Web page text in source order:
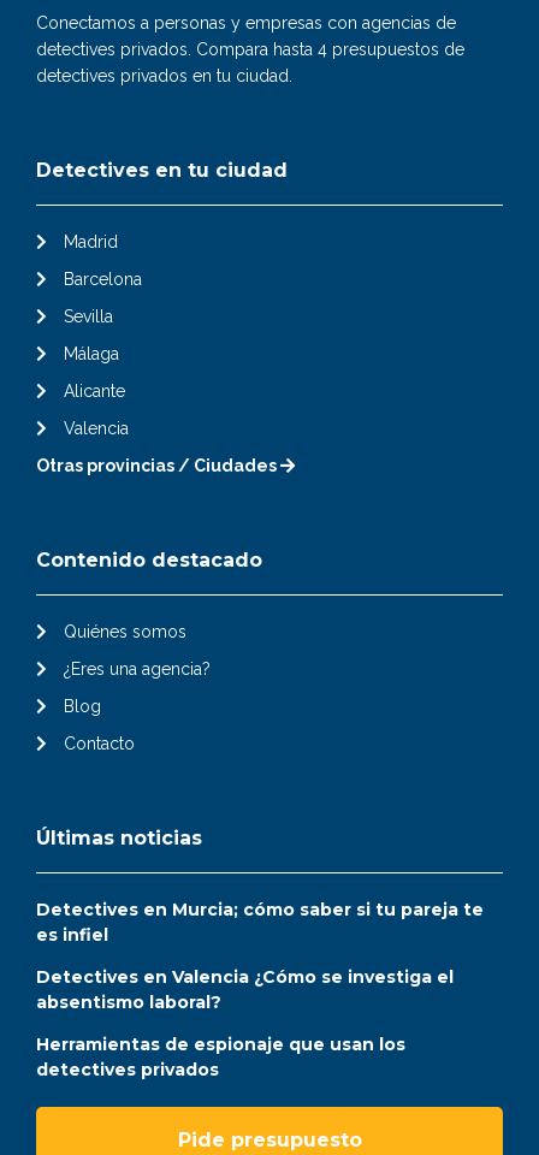
Conectamos a personas y empresas con agencias de
detectives privados. Compara hasta 4 presupuestos de
detectives privados en tu ciudad.
Detectives en tu ciudad
Madrid
Barcelona
Sevilla
Málaga
Alicante
Valencia
Otras provincias / Ciudades
Contenido destacado
Quiénes somos
¿Eres una agencia?
Blog
Contacto
Últimas noticias
Detectives en Murcia; cómo saber si tu pareja te
es infiel
Detectives en Valencia ¿Cómo se investiga el
absentismo laboral?
Herramientas de espionaje que usan los
detectives privados
Pide presupuesto